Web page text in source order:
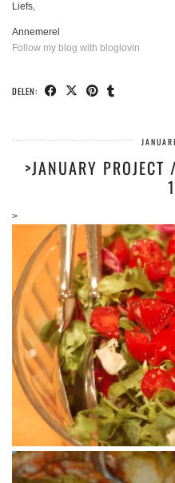
Liefs,
Annemerel
Follow my blog with bloglovin
DELEN:
>JANUARY
>